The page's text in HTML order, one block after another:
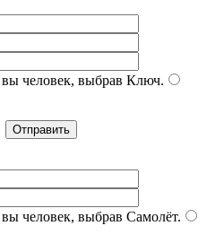
человек, выбрав Ключ.
человек, выбрав Самолёт.